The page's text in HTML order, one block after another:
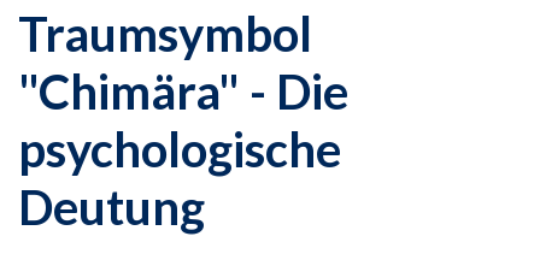
Traumsymbol
"Chimära" - Die
psychologische
Deutung